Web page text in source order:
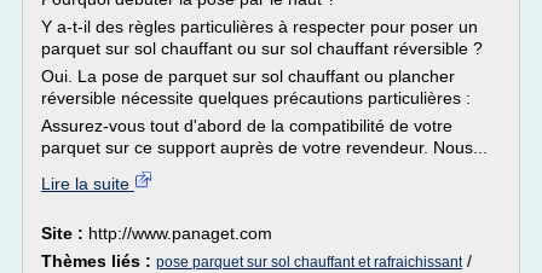
Y a-t-il des règles particulières à respecter pour poser un
parquet sur sol chauffant ou sur sol chauffant réversible ?
Oui. La pose de parquet sur sol chauffant ou plancher
réversible nécessite quelques précautions particulières :
Assurez-vous tout d'abord de la compatibilité de votre
parquet sur ce support auprès de votre revendeur. Nous...
Lire la suite
Site : http://www.panaget.com
Thèmes liés : pose parquet sur sol chauffant et rafraichissant/